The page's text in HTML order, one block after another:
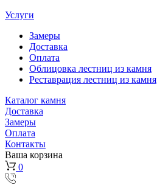
Услуги
Замеры
Доставка
Оплата
Облицовка лестниц из камня
Реставрация лестниц из камня
Каталог камня
Доставка
Замеры
Оплата
Контакты
Ваша корзина
0